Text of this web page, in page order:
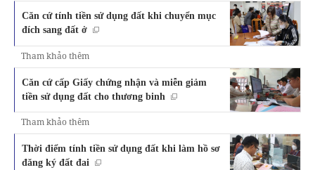
Căn cứ tính tiền sử dụng đất khi chuyển mục
đích sang đất ở
Tham khảo thêm
Căn cứ cấp Giấy chứng nhận và miễn giảm
tiền sử dụng đất cho thương binh
Tham khảo thêm
Thời điểm tính tiền sử dụng đất khi làm hồ sơ
đăng ký đất đai